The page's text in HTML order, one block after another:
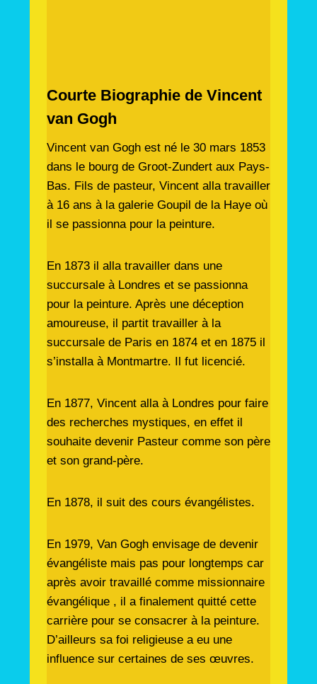
Courte Biographie de Vincent
van Gogh
Vincent van Gogh est né le 30 mars 1853
dans le bourg de Groot-Zundert aux Pays-
Bas. Fils de pasteur, Vincent alla travailler
à 16 ans à la galerie Goupil de la Haye où
il se passionna pour la peinture.
En 1873 il alla travailler dans une
succursale à Londres et se passionna
pour la peinture. Après une déception
amoureuse, il partit travailler à la
succursale de Paris en 1874 et en 1875 il
s’installa à Montmartre. Il fut licencié.
En 1877, Vincent alla à Londres pour faire
des recherches mystiques, en effet il
souhaite devenir Pasteur comme son père
et son grand-père.
En 1878, il suit des cours évangélistes.
En 1979, Van Gogh envisage de devenir
évangéliste mais pas pour longtemps car
après avoir travaillé comme missionnaire
évangélique , il a finalement quitté cette
carrière pour se consacrer à la peinture.
D’ailleurs sa foi religieuse a eu une
influence sur certaines de ses œuvres.